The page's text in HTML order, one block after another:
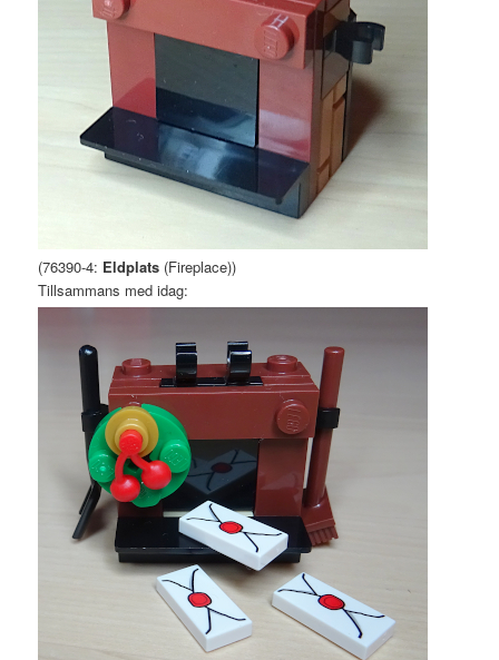
(76390-4: Eldplats (Fireplace))
Tillsammans med idag: